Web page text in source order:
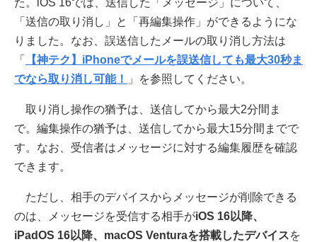
た。iOS 16では、送信した「メッセージ」について、
「送信の取り消し」と「再編集操作」ができるようにな
りました。なお、誤送信したメールの取り消し方法は
「
【神テク】iPhoneでメールを誤送信しても最大30秒ま
でなら取り消し可能！
」を参照してください。
取り消し操作の猶予は、送信してから最大2分間ま
で。編集操作の猶予は、送信してから最大15分間までで
す。なお、受信者はメッセージに対する編集履歴を確認
できます。
ただし、相手のデバイスからメッセージが削除できる
のは、メッセージを受信する相手がiOS 16以降、
iPadOS 16以降、macOS Venturaを搭載したデバイスを